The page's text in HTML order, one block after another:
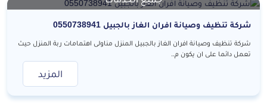
شركة تنظيف وصيانة افران الغاز بالجبيل 0550738941
شركة تنظيف وصيانة افران الغاز بالجبيل المنزل مناولى اهتمامات ربة المنزل حيث
تعمل دائما على ان يكون م..
المزيد